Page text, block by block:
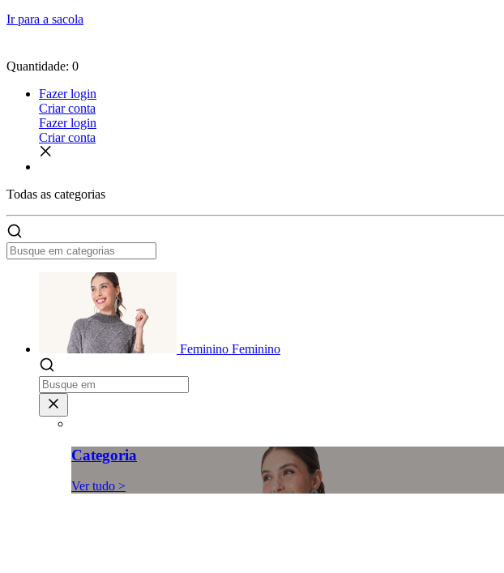
Ir para a sacola
Quantidade: 0
Fazer login
Criar conta
Fazer login
Criar conta
Todas as categorias
Feminino Feminino
Categoria
Ver tudo >